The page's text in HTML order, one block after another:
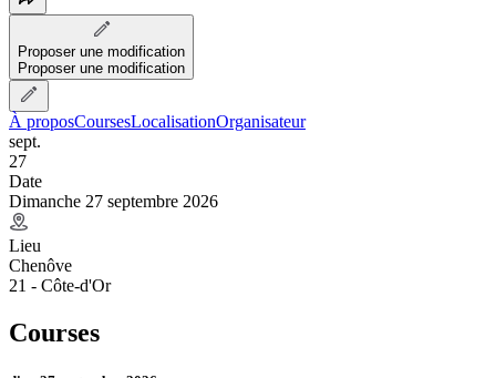
Proposer une modification
Proposer une modification
À proposCoursesLocalisationOrganisateur
sept.
27
Date
Dimanche 27 septembre 2026
Lieu
Chenôve
21 - Côte-d'Or
Courses